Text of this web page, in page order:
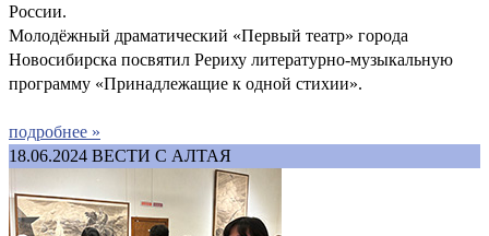
России.
Молодёжный драматический «Первый театр» города
Новосибирска посвятил Рериху литературно-музыкальную
программу «Принадлежащие к одной стихии».
подробнее »
18.06.2024 ВЕСТИ С АЛТАЯ